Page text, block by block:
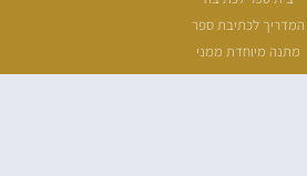
המדריך לכתיבת ספר
מתנה מיוחדת ממני
שעת כתיבה